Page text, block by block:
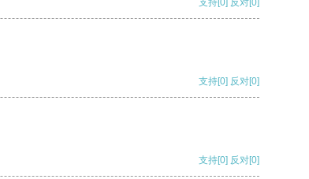
支持[0] 反对[0]
支持[0] 反对[0]
支持[0] 反对[0]